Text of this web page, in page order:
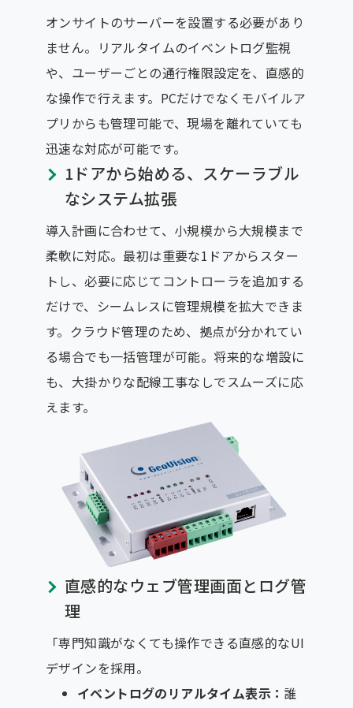
オンサイトのサーバーを設置する必要があり
ません。リアルタイムのイベントログ監視
や、ユーザーごとの通行権限設定を、直感的
な操作で行えます。PCだけでなくモバイルア
プリからも管理可能で、現場を離れていても
迅速な対応が可能です。
1ドアから始める、スケーラブル
なシステム拡張
導入計画に合わせて、小規模から大規模まで
柔軟に対応。最初は重要な1ドアからスター
トし、必要に応じてコントローラを追加する
だけで、シームレスに管理規模を拡大できま
す。クラウド管理のため、拠点が分かれてい
る場合でも一括管理が可能。将来的な増設に
も、大掛かりな配線工事なしでスムーズに応
えます。
直感的なウェブ管理画面とログ管
理
「専門知識がなくても操作できる直感的なUI
デザインを採用。
イベントログのリアルタイム表示： 誰